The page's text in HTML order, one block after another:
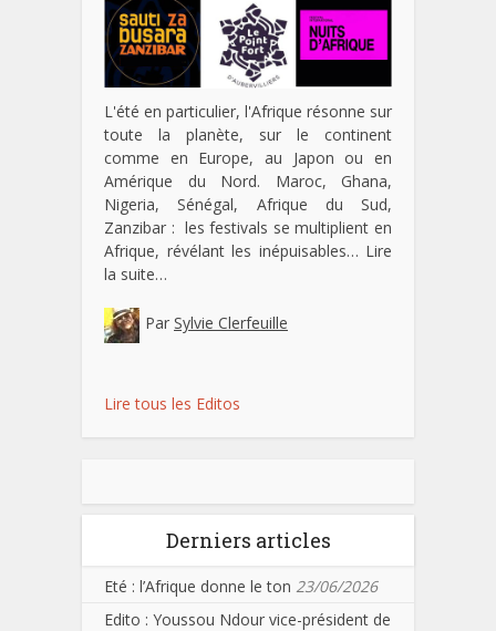
L'été en particulier, l'Afrique résonne sur
toute la planète, sur le continent
comme en Europe, au Japon ou en
Amérique du Nord. Maroc, Ghana,
Nigeria, Sénégal, Afrique du Sud,
Zanzibar : les festivals se multiplient en
Afrique, révélant les inépuisables… Lire
la suite…
Par Sylvie Clerfeuille
Lire tous les Editos
Derniers articles
Eté : l’Afrique donne le ton 23/06/2026
Edito : Youssou Ndour vice-président de